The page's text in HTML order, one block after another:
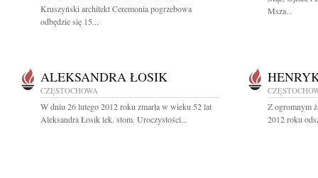
Kruszyński architekt Ceremonia pogrzebowa
odbędzie się 15...
Msza...
ALEKSANDRA ŁOSIK
CZĘSTOCHOWA
W dniu 26 lutego 2012 roku zmarła w wieku 52 lat
Aleksandra Łosik lek. stom. Uroczystości...
Z ogromnym
2012 roku